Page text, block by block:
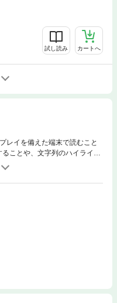
試し読み カートへ
レイを備えた端末で読むこと
ことや、文字列のハイライ
用できません。すべての昆虫
を収録する。研究者による執筆
ともに、昆虫の多様性のひみ
楽しいクイズなどを収録。